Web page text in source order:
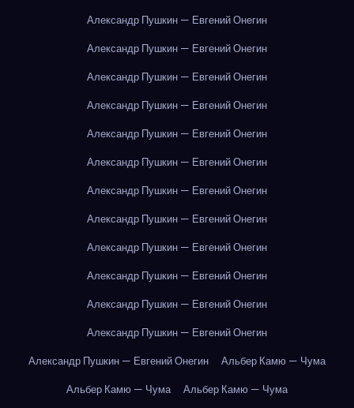
Александр Пушкин — Евгений Онегин
Александр Пушкин — Евгений Онегин
Александр Пушкин — Евгений Онегин
Александр Пушкин — Евгений Онегин
Александр Пушкин — Евгений Онегин
Александр Пушкин — Евгений Онегин
Александр Пушкин — Евгений Онегин
Александр Пушкин — Евгений Онегин
Александр Пушкин — Евгений Онегин
Александр Пушкин — Евгений Онегин
Александр Пушкин — Евгений Онегин
Александр Пушкин — Евгений Онегин
Александр Пушкин — Евгений Онегин
Альбер Камю — Чума
Альбер Камю — Чума
Альбер Камю — Чума